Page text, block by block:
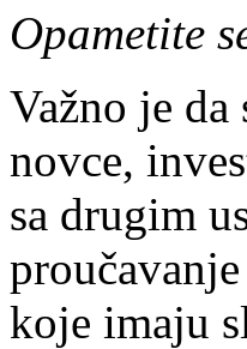
Opametite
Važno je da
novce,
sa drugim
koje imaju